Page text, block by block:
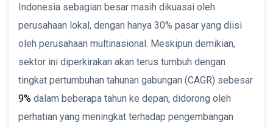
Indonesia sebagian besar masih dikuasai oleh
perusahaan lokal, dengan hanya 30% pasar yang diisi
oleh perusahaan multinasional. Meskipun demikian,
sektor ini diperkirakan akan terus tumbuh dengan
tingkat pertumbuhan tahunan gabungan (CAGR) sebesar
9% dalam beberapa tahun ke depan, didorong oleh
perhatian yang meningkat terhadap pengembangan